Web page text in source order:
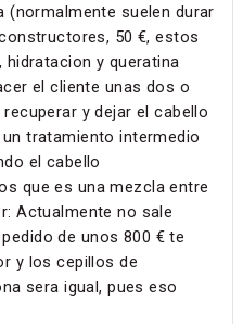
(normalmente suelen durar
50 €, estos
hidratacion y queratina
el cliente unas dos o
y dejar el cabello
tratamiento intermedio
el cabello
que es una mezcla entre
Actualmente no sale
de unos 800 € te
y los cepillos de
sera igual, pues eso